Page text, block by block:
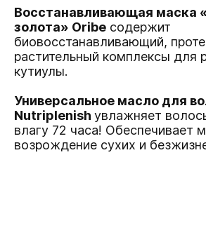
Восстанавливающая маска
золота» Oribe содержит
биовосстанавливающий,
растительный комплексы для
кутиулы.
Универсальное масло для
Nutriplenish увлажняет
влагу 72 часа! Обеспечивает
возрождение сухих и